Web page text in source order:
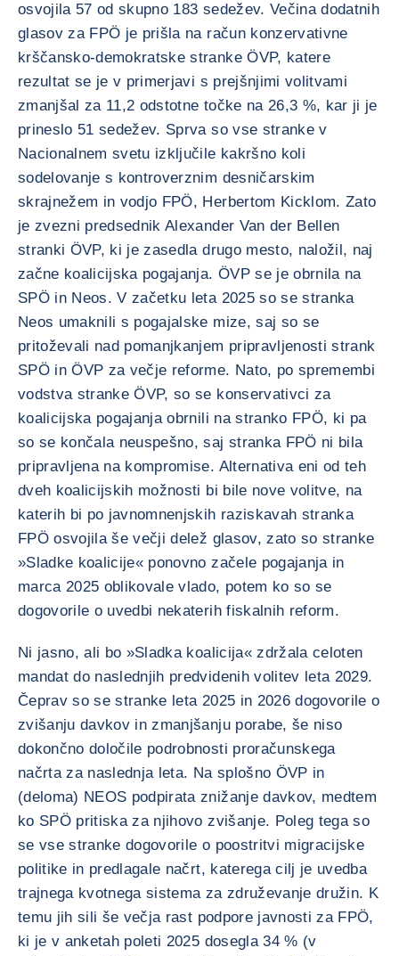
osvojila 57 od skupno 183 sedežev. Večina dodatnih
glasov za FPÖ je prišla na račun konzervativne
krščansko-demokratske stranke ÖVP, katere
rezultat se je v primerjavi s prejšnjimi volitvami
zmanjšal za 11,2 odstotne točke na 26,3 %, kar ji je
prineslo 51 sedežev. Sprva so vse stranke v
Nacionalnem svetu izključile kakršno koli
sodelovanje s kontroverznim desničarskim
skrajnežem in vodjo FPÖ, Herbertom Kicklom. Zato
je zvezni predsednik Alexander Van der Bellen
stranki ÖVP, ki je zasedla drugo mesto, naložil, naj
začne koalicijska pogajanja. ÖVP se je obrnila na
SPÖ in Neos. V začetku leta 2025 so se stranka
Neos umaknili s pogajalske mize, saj so se
pritoževali nad pomanjkanjem pripravljenosti strank
SPÖ in ÖVP za večje reforme. Nato, po spremembi
vodstva stranke ÖVP, so se konservativci za
koalicijska pogajanja obrnili na stranko FPÖ, ki pa
so se končala neuspešno, saj stranka FPÖ ni bila
pripravljena na kompromise. Alternativa eni od teh
dveh koalicijskih možnosti bi bile nove volitve, na
katerih bi po javnomnenjskih raziskavah stranka
FPÖ osvojila še večji delež glasov, zato so stranke
»Sladke koalicije« ponovno začele pogajanja in
marca 2025 oblikovale vlado, potem ko so se
dogovorile o uvedbi nekaterih fiskalnih reform.
Ni jasno, ali bo »Sladka koalicija« zdržala celoten
mandat do naslednjih predvidenih volitev leta 2029.
Čeprav so se stranke leta 2025 in 2026 dogovorile o
zvišanju davkov in zmanjšanju porabe, še niso
dokončno določile podrobnosti proračunskega
načrta za naslednja leta. Na splošno ÖVP in
(deloma) NEOS podpirata znižanje davkov, medtem
ko SPÖ pritiska za njihovo zvišanje. Poleg tega so
se vse stranke dogovorile o poostritvi migracijske
politike in predlagale načrt, katerega cilj je uvedba
trajnega kvotnega sistema za združevanje družin. K
temu jih sili še večja rast podpore javnosti za FPÖ,
ki je v anketah poleti 2025 dosegla 34 % (v